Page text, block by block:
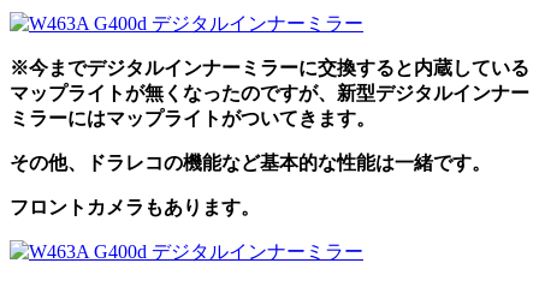
※今までデジタルインナーミラーに交換すると内蔵している
マップライトが無くなったのですが、新型デジタルインナー
ミラーにはマップライトがついてきます。
その他、ドラレコの機能など基本的な性能は一緒です。
フロントカメラもあります。